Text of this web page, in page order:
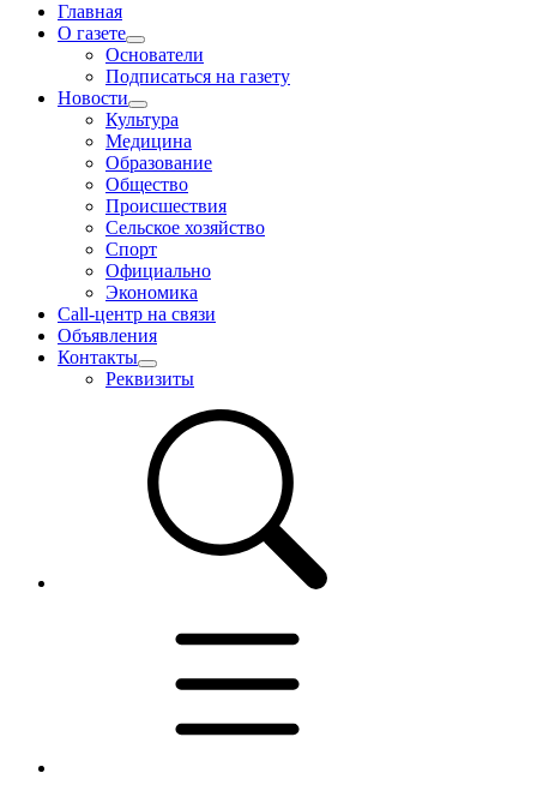
Главная
О газете
Основатели
Подписаться на газету
Новости
Культура
Медицина
Образование
Общество
Происшествия
Сельское хозяйство
Спорт
Официально
Экономика
Call-центр на связи
Объявления
Контакты
Реквизиты